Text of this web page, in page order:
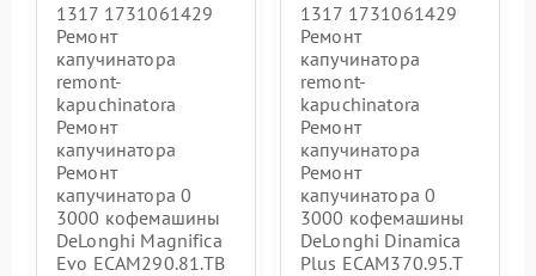
1317 1731061429
Ремонт
капучинатора
remont-
kapuchinatora
Ремонт
капучинатора
Ремонт
капучинатора 0
3000 кофемашины
DeLonghi Magnifica
Evo ECAM290.81.TB
1317 1731061429
Ремонт
капучинатора
remont-
kapuchinatora
Ремонт
капучинатора
Ремонт
капучинатора 0
3000 кофемашины
DeLonghi Dinamica
Plus ECAM370.95.T